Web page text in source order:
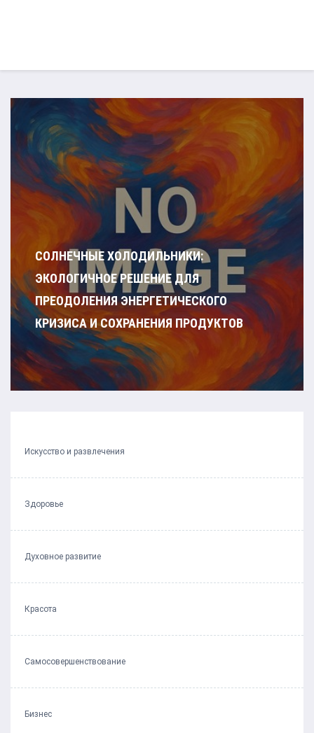
СОЛНЕЧНЫЕ ХОЛОДИЛЬНИКИ:
ЭКОЛОГИЧНОЕ РЕШЕНИЕ ДЛЯ
ПРЕОДОЛЕНИЯ ЭНЕРГЕТИЧЕСКОГО
КРИЗИСА И СОХРАНЕНИЯ ПРОДУКТОВ
Искусство и развлечения
Здоровье
Духовное развитие
Красота
Самосовершенствование
Бизнес